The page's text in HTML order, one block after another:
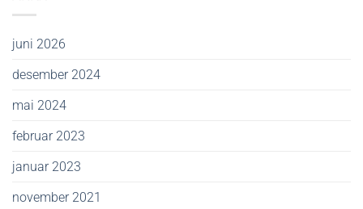
juni 2026
desember 2024
mai 2024
februar 2023
januar 2023
november 2021